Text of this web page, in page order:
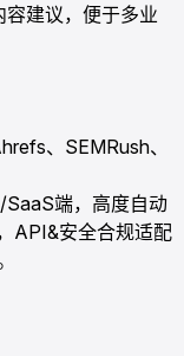
建议，便于多业
、SEMRush、
端，高度自动
API&安全合规适配